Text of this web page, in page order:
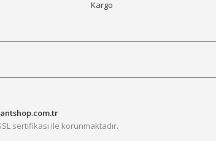
Kargo
sertifikası ile korunmaktadır.